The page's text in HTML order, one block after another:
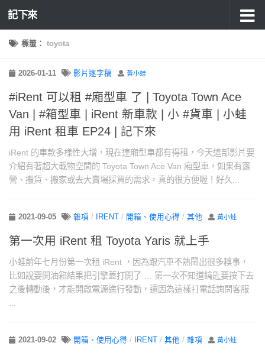
記下來
標籤： toyota
2026-01-11 影片逐字稿 黃小蛙
#iRent 可以租 #廂型車 了 | Toyota Town Ace
Van | #箱型車 | iRent 新車款 | 小 #貨車 | 小蛙
用 iRent 租車 EP24 | 記下來
iRent 的車款多樣性大增，現在連廂型車都有得租，今天這部影片要
介紹有著超大載物空間的 Toyota Town Ace Van 廂型車，如果有露
營、搬貨、搬家或去大賣場採買的需求，真的很方便喔！好久...
2021-09-05 雜項 / IRENT / 開箱、使用心得 / 其他 黃小蛙
第一次用 iRent 租 Toyota Yaris 就上手
小蛙前年七月份第一次租 iRent ，因為跟汽車不熟鬧出很多糗事，
比如說要開油箱結果把引擎蓋打開了 … 第一次不知道鑰匙要按下去
之後轉動後，才能開啟電源進行發動，還因為這樣打電話詢問客服
2021-09-02 開箱、使用心得 / IRENT / 其他 / 雜項 黃小蛙